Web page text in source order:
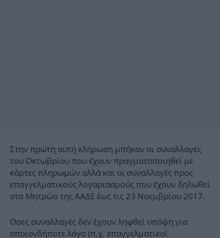
Στην πρώτη αυτή κλήρωση μπήκαν οι συναλλαγές
του Οκτωβρίου που έχουν πραγματοποιηθεί με
κάρτες πληρωμών αλλά και οι συναλλαγές προς
επαγγελματικούς λογαριασμούς που έχουν δηλωθεί
στο Μητρώο της ΑΑΔΕ έως τις 23 Νοεμβρίου 2017.
Οσες συναλλαγές δεν έχουν ληφθεί υπόψη για
οποιονδήποτε λόγο (π.χ. επαγγελματικοί